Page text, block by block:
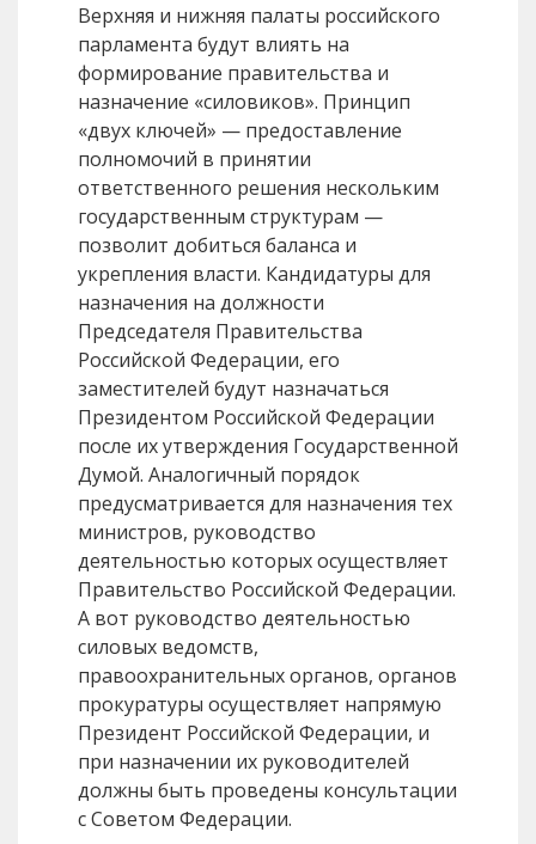
Верхняя и нижняя палаты российского
парламента будут влиять на
формирование правительства и
назначение «силовиков». Принцип
«двух ключей» — предоставление
полномочий в принятии
ответственного решения нескольким
государственным структурам —
позволит добиться баланса и
укрепления власти. Кандидатуры для
назначения на должности
Председателя Правительства
Российской Федерации, его
заместителей будут назначаться
Президентом Российской Федерации
после их утверждения Государственной
Думой. Аналогичный порядок
предусматривается для назначения тех
министров, руководство
деятельностью которых осуществляет
Правительство Российской Федерации.
А вот руководство деятельностью
силовых ведомств,
правоохранительных органов, органов
прокуратуры осуществляет напрямую
Президент Российской Федерации, и
при назначении их руководителей
должны быть проведены консультации
с Советом Федерации.